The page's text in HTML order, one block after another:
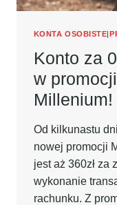
KONTA OSOBISTE|
Konto za
w
Millenium!
Od kilkunastu
nowej promocji
jest aż 360zł za
wykonanie
rachunku. Z